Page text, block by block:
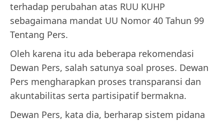
terhadap perubahan atas RUU KUHP
sebagaimana mandat UU Nomor 40 Tahun 99
Tentang Pers.
Oleh karena itu ada beberapa rekomendasi
Dewan Pers, salah satunya soal proses. Dewan
Pers mengharapkan proses transparansi dan
akuntabilitas serta partisipatif bermakna.
Dewan Pers, kata dia, berharap sistem pidana